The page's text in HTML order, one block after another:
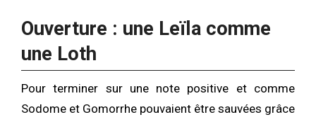
Ouverture : une Leïla comme
une Loth
Pour terminer sur une note positive et comme
Sodome et Gomorrhe pouvaient être sauvées grâce